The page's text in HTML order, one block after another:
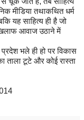
मीडिया तथाकथित धर्म
यह साहित्य ही है जो
आवाज उठाने में
भले ही हो पर विकास
ताला टूटे और कोई रास्ता